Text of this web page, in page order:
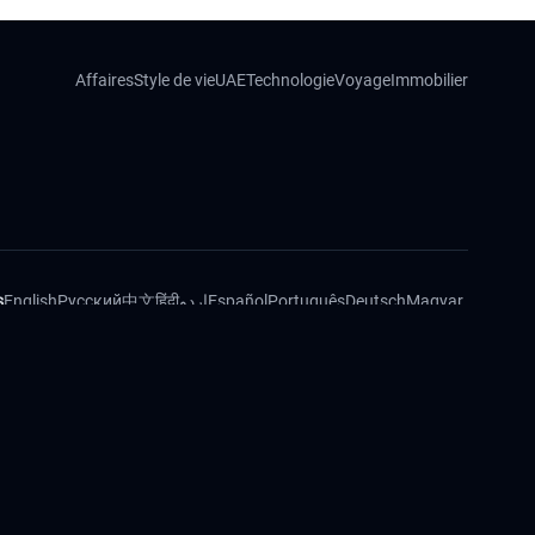
AffairesStyle de vieUAETechnologieVoyageImmobilier
EnglishРусский中文हिंदीاردوEspañolPortuguêsDeutschMagyar